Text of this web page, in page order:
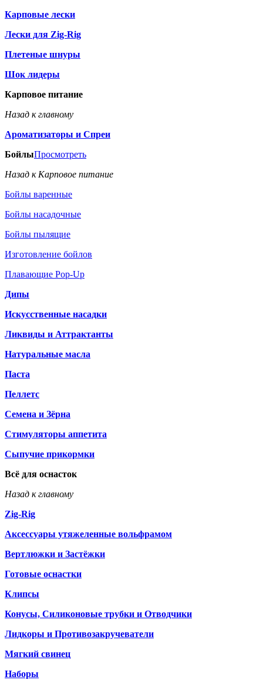
Карповые лески
Лески для Zig-Rig
Плетеные шнуры
Шок лидеры
Карповое питание
Назад к главному
Ароматизаторы и Спреи
БойлыПросмотреть
Назад к Карповое питание
Бойлы варенные
Бойлы насадочные
Бойлы пылящие
Изготовление бойлов
Плавающие Pop-Up
Дипы
Искусственные насадки
Ликвиды и Аттрактанты
Натуральные масла
Паста
Пеллетс
Семена и Зёрна
Стимуляторы аппетита
Сыпучие прикормки
Всё для оснасток
Назад к главному
Zig-Rig
Аксессуары утяжеленные вольфрамом
Вертлюжки и Застёжки
Готовые оснастки
Клипсы
Конусы, Силиконовые трубки и Отводчики
Лидкоры и Противозакручеватели
Мягкий свинец
Наборы